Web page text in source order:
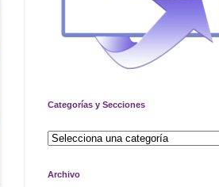
Categorías y Secciones
Archivo